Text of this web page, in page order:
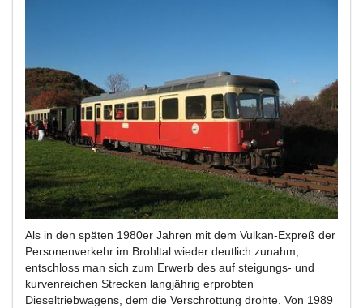
Als in den späten 1980er Jahren mit dem Vulkan-Expreß der
Personenverkehr im Brohltal wieder deutlich zunahm,
entschloss man sich zum Erwerb des auf steigungs- und
kurvenreichen Strecken langjährig erprobten
Dieseltriebwagens, dem die Verschrottung drohte. Von 1989